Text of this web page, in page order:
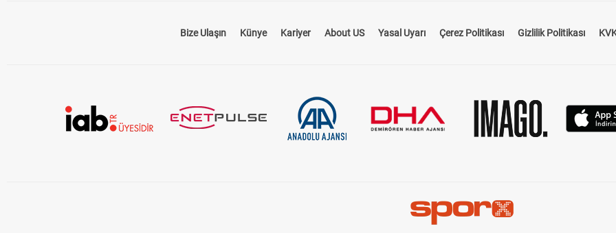
Bize Ulaşın Künye Kariyer About US Yasal Uyarı Çerez Politikası Gizlilik Politikası